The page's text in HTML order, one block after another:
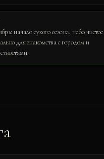
начало сухого сезона, небо чистое.
для знакомства с городом и